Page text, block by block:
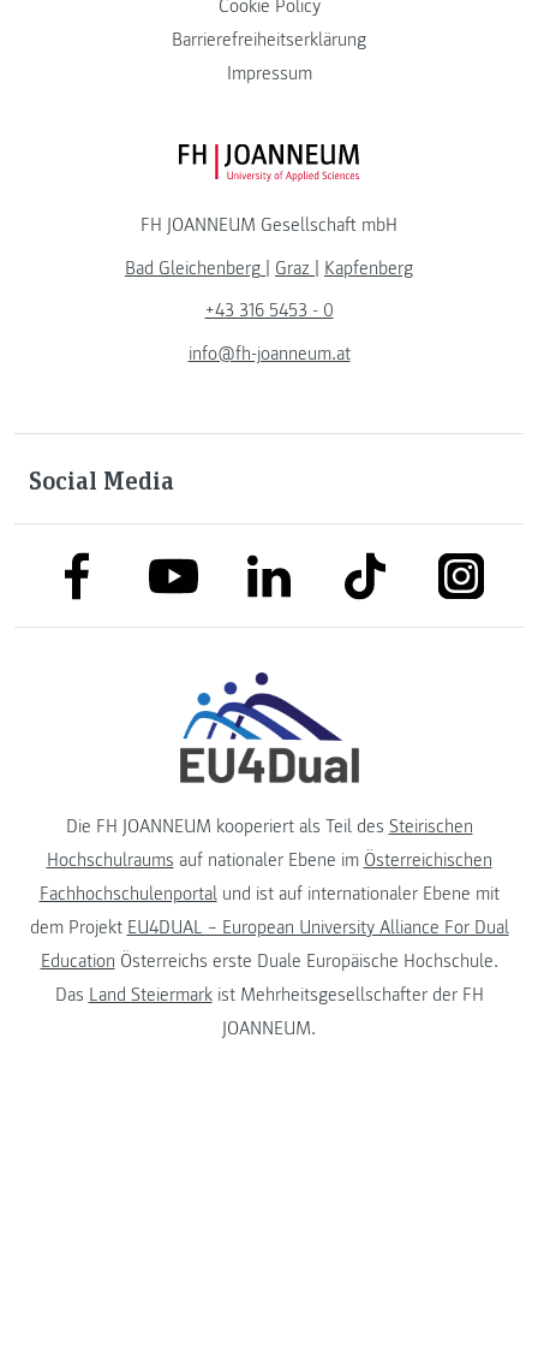
Cookie Policy
Barrierefreiheitserklärung
Impressum
FH JOANNEUM Logo
FH JOANNEUM Gesellschaft mbH
Bad Gleichenberg | Graz | Kapfenberg
+43 316 5453 - 0
info@fh-joanneum.at
Social Media
link to facebooklink to youtubelink to linkedinlink to tiktok link to
Die FH JOANNEUM kooperiert als Teil des Steirischen
Hochschulraums auf nationaler Ebene im Österreichischen
Fachhochschulenportalund ist auf internationaler Ebene mit
dem Projekt EU4DUAL – European University Alliance For Dual
Education Österreichs erste Duale Europäische Hochschule.
Das Land Steiermarkist Mehrheitsgesellschafter der FH
JOANNEUM.